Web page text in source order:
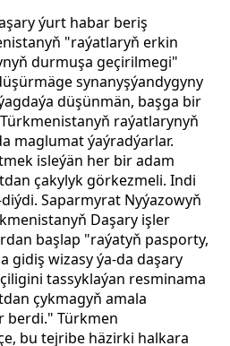
ýurt habar beriş
"raýatlaryň erkin
durmuşa geçirilmegi"
synanyşýandygyny
düşünmän, başga bir
raýatlarynyň
maglumat ýaýradýarlar.
isleýän her bir adam
çakylyk görkezmeli. Indi
Saparmyrat Nyýazowyň
Daşary işler
başlap "raýatyň pasporty,
gidiş wizasy ýa-da daşary
tassyklaýan resminama
çykmagyň amala
berdi." Türkmen
bu tejribe häzirki halkara